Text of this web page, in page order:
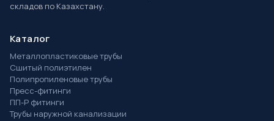
складов по Казахстану.
Каталог
Металлопластиковые трубы
Сшитый полиэтилен
Полипропиленовые трубы
Пресс-фитинги
ПП-Р фитинги
Трубы наружной канализации